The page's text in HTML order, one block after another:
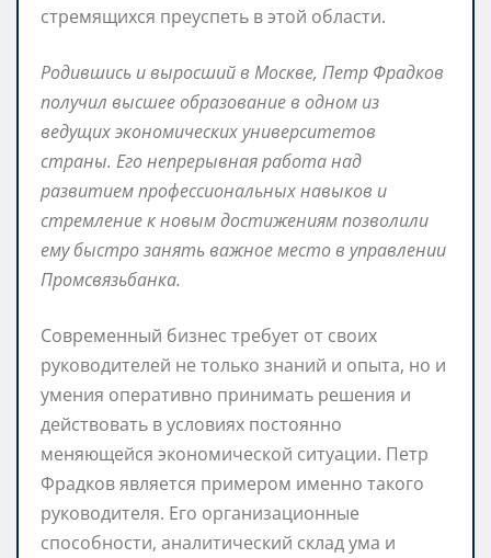
стремящихся преуспеть в этой области.
Родившись и выросший в Москве, Петр Фрадков
получил высшее образование в одном из
ведущих экономических университетов
страны. Его непрерывная работа над
развитием профессиональных навыков и
стремление к новым достижениям позволили
ему быстро занять важное место в управлении
Промсвязьбанка.
Современный бизнес требует от своих
руководителей не только знаний и опыта, но и
умения оперативно принимать решения и
действовать в условиях постоянно
меняющейся экономической ситуации. Петр
Фрадков является примером именно такого
руководителя. Его организационные
способности, аналитический склад ума и